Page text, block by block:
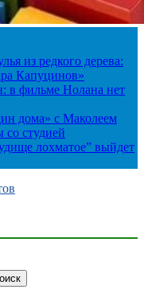
из редкого дерева:
Капуцинов»
в фильме Нолана нет
дома» с Маколеем
студией
лохматое” выйдет